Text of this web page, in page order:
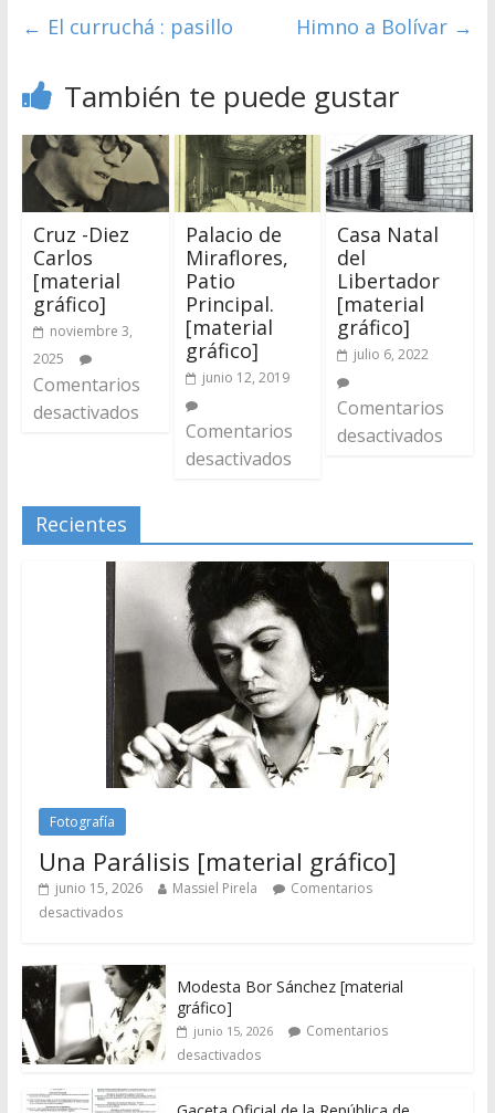
← El curruchá : pasillo Himno a Bolívar →
También te puede gustar
Cruz -Diez
Carlos
[material
gráfico]
noviembre 3,
2025
Comentarios
desactivados
Palacio de
Miraflores,
Patio
Principal.
[material
gráfico]
junio 12, 2019
Comentarios
desactivados
Casa Natal
del
Libertador
[material
gráfico]
julio 6, 2022
Comentarios
desactivados
Recientes
Fotografía
Una Parálisis [material gráfico]
junio 15, 2026 Massiel Pirela
Comentarios
desactivados
Modesta Bor Sánchez [material
gráfico]
junio 15, 2026
Comentarios
desactivados